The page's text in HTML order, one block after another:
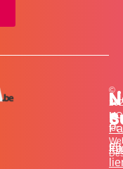
et
©
for